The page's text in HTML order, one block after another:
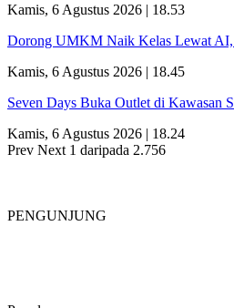
Kamis, 6 Agustus 2026 | 18.53
Dorong UMKM Naik Kelas Lewat
Kamis, 6 Agustus 2026 | 18.45
Seven Days Buka Outlet di Kawasan
Kamis, 6 Agustus 2026 | 18.24
Prev Next 1 daripada 2.756
PENGUNJUNG